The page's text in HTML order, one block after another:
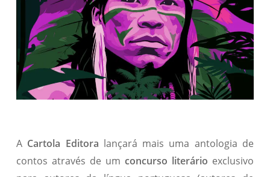
A Cartola Editora lançará mais uma antologia de
contos através de umconcurso literário exclusivo